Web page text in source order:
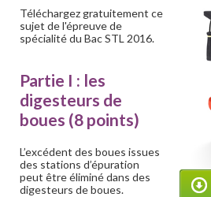
Téléchargez gratuitement ce
sujet de l'épreuve de
spécialité du Bac STL 2016.
Partie I : les
digesteurs de
boues (8 points)
L’excédent des boues issues
des stations d’épuration
peut être éliminé dans des
digesteurs de boues.